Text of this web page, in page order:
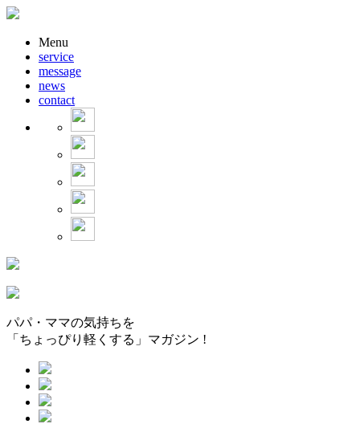
Menu
service
message
news
contact
パパ・ママの気持ちを
「ちょっぴり軽くする」マガジン !